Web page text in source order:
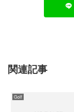
関連記事
Golf